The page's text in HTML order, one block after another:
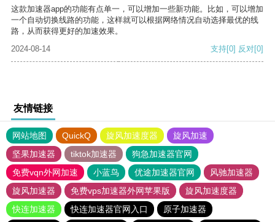
这款加速器app的功能有点单一，可以增加一些新功能。比如，可以增加
一个自动切换线路的功能，这样就可以根据网络情况自动选择最优的线
路，从而获得更好的加速效果。
2024-08-14
支持[0] 反对[0]
友情链接
网站地图 QuickQ 旋风加速度器
旋风加速
坚果加速器
tiktok加速器
狗急加速器官网
免费vqn外网加速
小蓝鸟 优途加速器官网
风驰加速器
旋风加速器
免费vps加速器外网苹果版
旋风加速度器
快连加速器
快连加速器官网入口
原子加速器